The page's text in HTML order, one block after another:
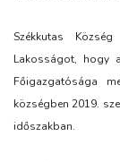
Székkutas
Lakosságot, hogy
Főigazgatósága
községben 2019.
időszakban.